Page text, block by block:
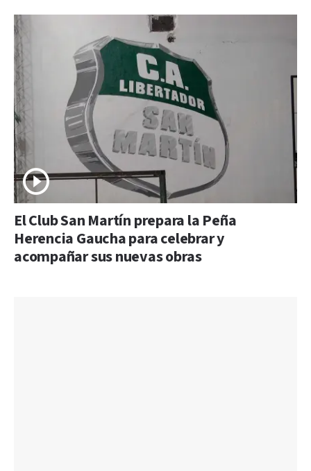
El Club San Martín prepara la Peña
Herencia Gaucha para celebrar y
acompañar sus nuevas obras